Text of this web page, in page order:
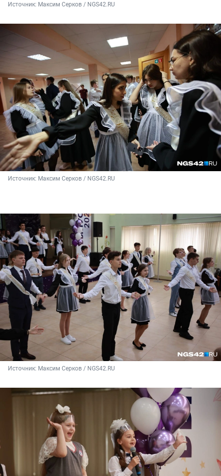
Источник: Максим Серков / NGS42.RU
Источник: Максим Серков / NGS42.RU
Источник: Максим Серков / NGS42.RU